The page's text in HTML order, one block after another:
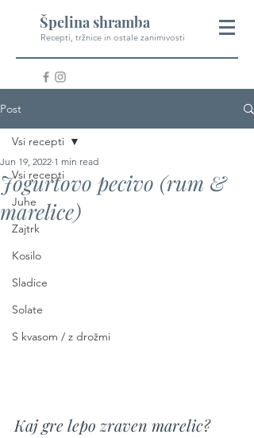
Špelina shramba
Recepti, tržnice in ostale zanimivosti
Post
Vsi recepti
Juhe
Zajtrk
Kosilo
Sladice
Solate
S kvasom / z drožmi
Vsi recepti
Jogurtovo pecivo (rum &
marelice)
Jun 19, 2022 1 min read
Kaj gre lepo zraven marelic?